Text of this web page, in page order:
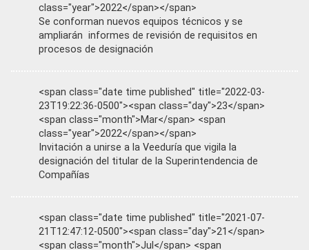
class="year">2022</span></span>
Se conforman nuevos equipos técnicos y se
ampliarán informes de revisión de requisitos en
procesos de designación
<span class="date time published" title="2022-03-
23T19:22:36-0500"><span class="day">23</span>
<span class="month">Mar</span> <span
class="year">2022</span></span>
Invitación a unirse a la Veeduría que vigila la
designación del titular de la Superintendencia de
Compañías
<span class="date time published" title="2021-07-
21T12:47:12-0500"><span class="day">21</span>
<span class="month">Jul</span> <span